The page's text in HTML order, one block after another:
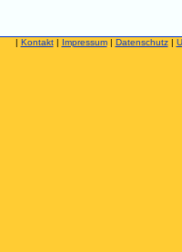
| Kontakt| Impressum| Datenschutz|